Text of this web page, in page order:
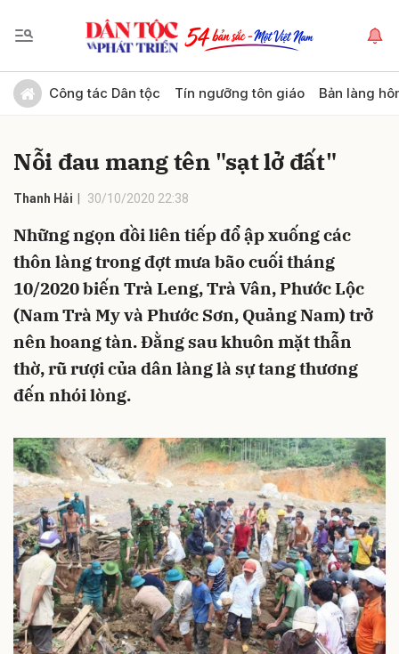
Công tác Dân tộc Tín ngưỡng tôn giáo Bản làng
Nỗi đau mang tên "sạt lở đất"
Thanh Hải 30/10/2020 22:38
Những ngọn đồi liên tiếp đổ ập xuống các
thôn làng trong đợt mưa bão cuối tháng
10/2020 biến Trà Leng, Trà Vân, Phước Lộc
(Nam Trà My và Phước Sơn, Quảng Nam) trở
nên hoang tàn. Đằng sau khuôn mặt thẫn
thờ, rũ rượi của dân làng là sự tang thương
đến nhói lòng.
Gửi bình luận
Hủy